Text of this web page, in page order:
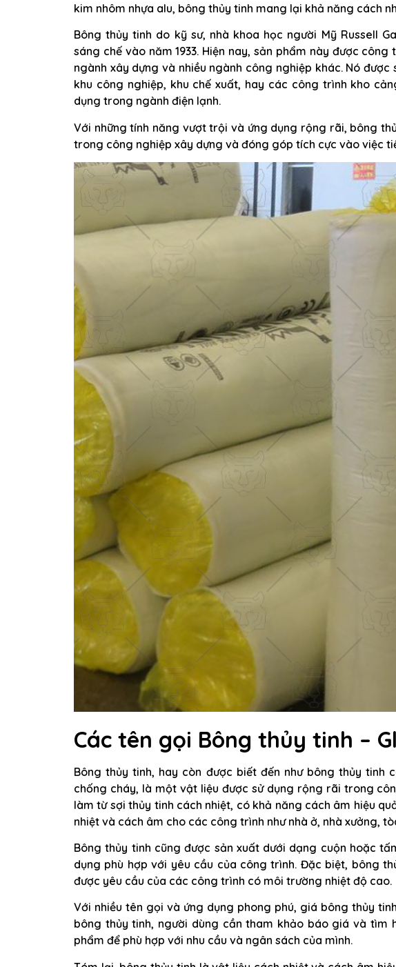
kim nhôm nhựa alu, bông thủy tinh mang lại khả năng cách
Bông thủy tinh do kỹ sư, nhà khoa học người Mỹ Russell
sáng chế vào năm 1933. Hiện nay, sản phẩm này được
ngành xây dựng và nhiều ngành công nghiệp khác. Nó
khu công nghiệp, khu chế xuất, hay các công trình kho
dụng trong ngành điện lạnh.
Với những tính năng vượt trội và ứng dụng rộng rãi, bông
trong công nghiệp xây dựng và đóng góp tích cực vào việc
Các tên gọi Bông thủy tinh –
Bông thủy tinh, hay còn được biết đến như bông thủy tinh
chống cháy, là một vật liệu được sử dụng rộng rãi trong
làm từ sợi thủy tinh cách nhiệt, có khả năng cách âm hiệu
nhiệt và cách âm cho các công trình như nhà ở, nhà xưởng,
Bông thủy tinh cũng được sản xuất dưới dạng cuộn hoặc
dụng phù hợp với yêu cầu của công trình. Đặc biệt, bông
được yêu cầu của các công trình có môi trường nhiệt độ cao.
Với nhiều tên gọi và ứng dụng phong phú, giá bông thủy
bông thủy tinh, người dùng cần tham khảo báo giá và tìm
phẩm để phù hợp với nhu cầu và ngân sách của mình.